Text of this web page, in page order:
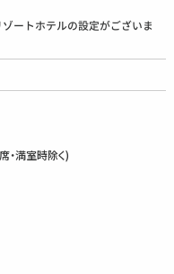
ートホテルの設定がございま
・満室時除く)